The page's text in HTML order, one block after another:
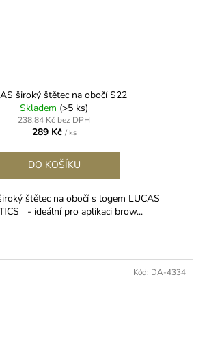
široký štětec na obočí S22
Skladem (>5 ks)
238,84 Kč bez DPH
289 Kč / ks
DO KOŠÍKU
štětec na obočí s logem LUCAS
- ideální pro aplikaci brow...
Kód: DA-4334